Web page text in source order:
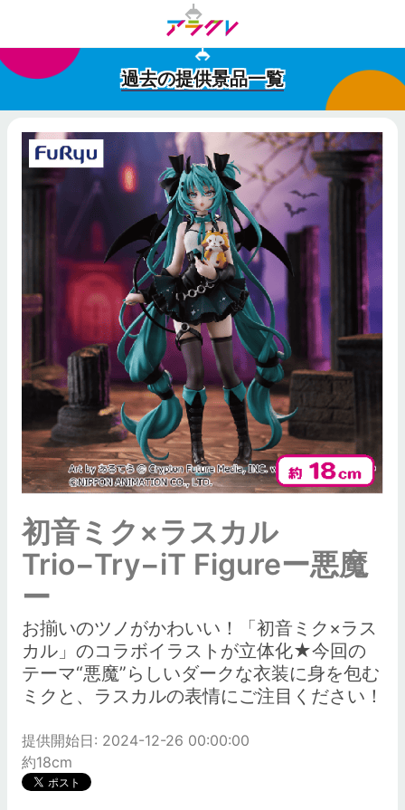
過去の提供景品一覧
初音ミク×ラスカル
Trio−Try−iT Figureー悪魔
ー
お揃いのツノがかわいい！「初音ミク×ラス
カル」のコラボイラストが立体化★今回の
テーマ“悪魔”らしいダークな衣装に身を包む
ミクと、ラスカルの表情にご注目ください！
提供開始日: 2024-12-26 00:00:00
約18cm